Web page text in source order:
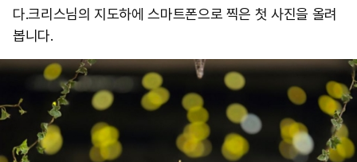
다. ​크리스님의 지도하에 스마트폰으로 찍은 첫 사진을 올려
봅니다.